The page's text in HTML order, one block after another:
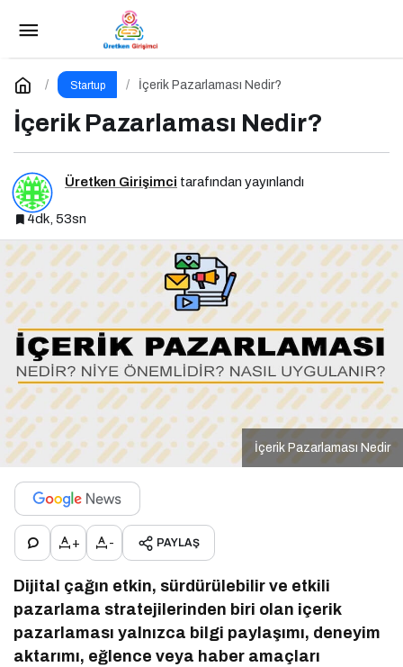
Startup İçerik Pazarlaması Nedir?
İçerik Pazarlaması Nedir?
Üretken Girişimci tarafından yayınlandı
4dk, 53sn
İçerik Pazarlaması Nedir
+ - PAYLAŞ
Dijital çağın etkin, sürdürülebilir ve etkili
pazarlama stratejilerinden biri olan içerik
pazarlaması yalnızca bilgi paylaşımı, deneyim
aktarımı, eğlence veya haber amaçları
Sosyal Medya Yönetimi Nedir?
Yorum Yap